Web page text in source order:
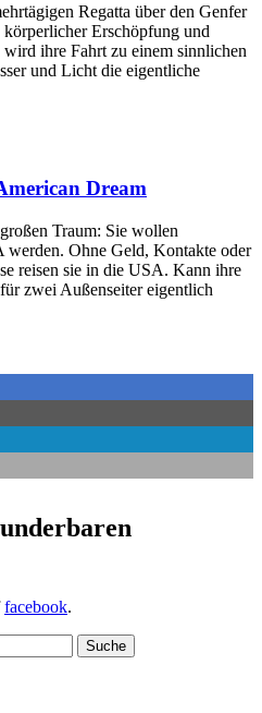
Regatta über den Genfer
Erschöpfung und
ihre Fahrt zu einem sinnlichen
und Licht die eigentliche
Dream
Traum: Sie wollen
Ohne Geld, Kontakte oder
reisen sie in die USA. Kann ihre
zwei Außenseiter eigentlich
facebook.